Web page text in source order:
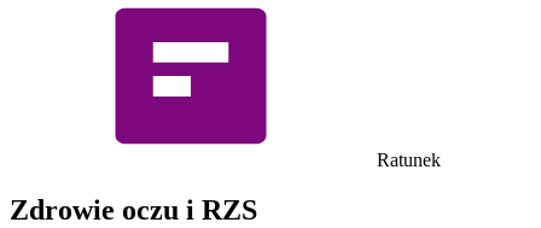
Ratunek
Zdrowie oczu i RZS